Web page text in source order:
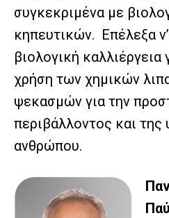
συγκεκριμένα με
κηπευτικών. Επέλεξα
βιολογική καλλιέργεια
χρήση των χημικών
ψεκασμών για την
περιβάλλοντος και της
ανθρώπου.